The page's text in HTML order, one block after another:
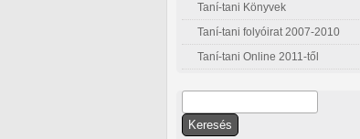
Taní-tani Könyvek
Taní-tani folyóirat 2007-2010
Taní-tani Online 2011-től
Keresés űrlap